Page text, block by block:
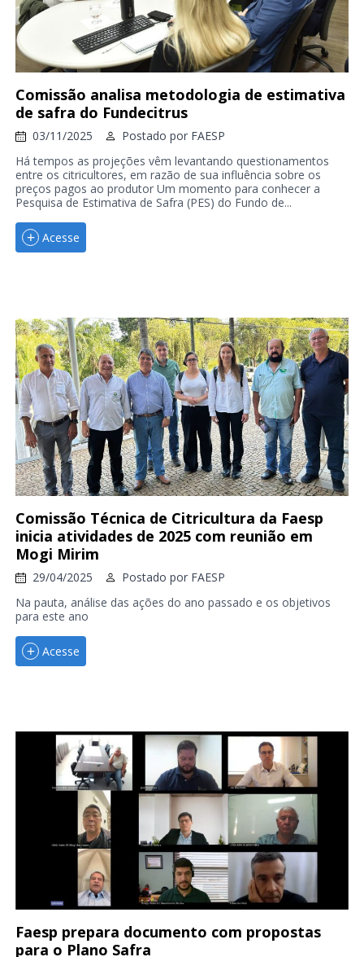
Comissão analisa metodologia de estimativa
de safra do Fundecitrus
03/11/2025 Postado por FAESP
Há tempos as projeções vêm levantando questionamentos
entre os citricultores, em razão de sua influência sobre os
preços pagos ao produtor Um momento para conhecer a
Pesquisa de Estimativa de Safra (PES) do Fundo de...
Acesse
Comissão Técnica de Citricultura da Faesp
inicia atividades de 2025 com reunião em
Mogi Mirim
29/04/2025 Postado por FAESP
Na pauta, análise das ações do ano passado e os objetivos
para este ano
Acesse
Faesp prepara documento com propostas
para o Plano Safra